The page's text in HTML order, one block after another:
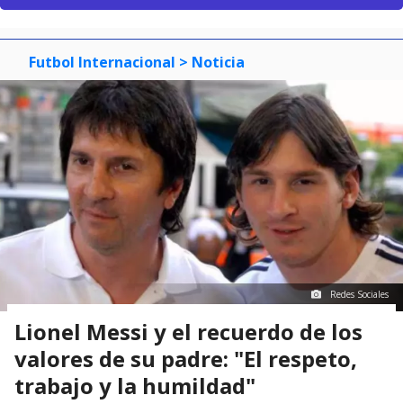
Futbol Internacional > Noticia
Redes Sociales
Lionel Messi y el recuerdo de los
valores de su padre: "El respeto,
trabajo y la humildad"